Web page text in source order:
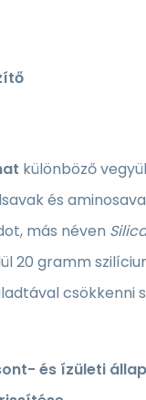
különböző
és
más néven
20 gramm
csökkenni
és ízületi